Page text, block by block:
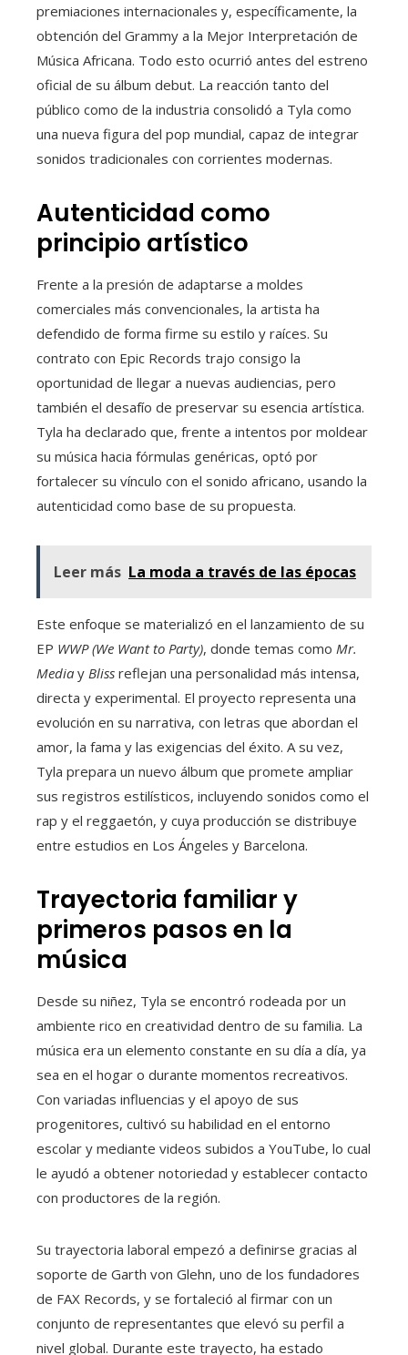
premiaciones internacionales y, específicamente, la
obtención del Grammy a la Mejor Interpretación de
Música Africana. Todo esto ocurrió antes del estreno
oficial de su álbum debut. La reacción tanto del
público como de la industria consolidó a Tyla como
una nueva figura del pop mundial, capaz de integrar
sonidos tradicionales con corrientes modernas.
Autenticidad como
principio artístico
Frente a la presión de adaptarse a moldes
comerciales más convencionales, la artista ha
defendido de forma firme su estilo y raíces. Su
contrato con Epic Records trajo consigo la
oportunidad de llegar a nuevas audiencias, pero
también el desafío de preservar su esencia artística.
Tyla ha declarado que, frente a intentos por moldear
su música hacia fórmulas genéricas, optó por
fortalecer su vínculo con el sonido africano, usando la
autenticidad como base de su propuesta.
Leer más La moda a través de las épocas
Este enfoque se materializó en el lanzamiento de su
EP WWP (We Want to Party), donde temas como Mr.
Media y Bliss reflejan una personalidad más intensa,
directa y experimental. El proyecto representa una
evolución en su narrativa, con letras que abordan el
amor, la fama y las exigencias del éxito. A su vez,
Tyla prepara un nuevo álbum que promete ampliar
sus registros estilísticos, incluyendo sonidos como el
rap y el reggaetón, y cuya producción se distribuye
entre estudios en Los Ángeles y Barcelona.
Trayectoria familiar y
primeros pasos en la
música
Desde su niñez, Tyla se encontró rodeada por un
ambiente rico en creatividad dentro de su familia. La
música era un elemento constante en su día a día, ya
sea en el hogar o durante momentos recreativos.
Con variadas influencias y el apoyo de sus
progenitores, cultivó su habilidad en el entorno
escolar y mediante videos subidos a YouTube, lo cual
le ayudó a obtener notoriedad y establecer contacto
con productores de la región.
Su trayectoria laboral empezó a definirse gracias al
soporte de Garth von Glehn, uno de los fundadores
de FAX Records, y se fortaleció al firmar con un
conjunto de representantes que elevó su perfil a
nivel global. Durante este trayecto, ha estado